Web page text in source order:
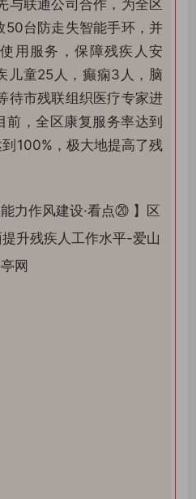
与联通公司合作，为全区
50台防走失智能手环，并
用服务，保障残疾人安
儿童25人，癫痫3人，脑
待市残联组织医疗专家进
前，全区康复服务率达到
100%，极大地提高了残